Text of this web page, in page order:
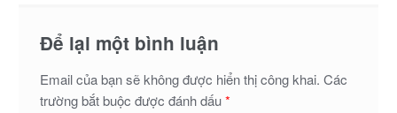
Để lại một bình luận
Email của bạn sẽ không được hiển thị công khai. Các
trường bắt buộc được đánh dấu*